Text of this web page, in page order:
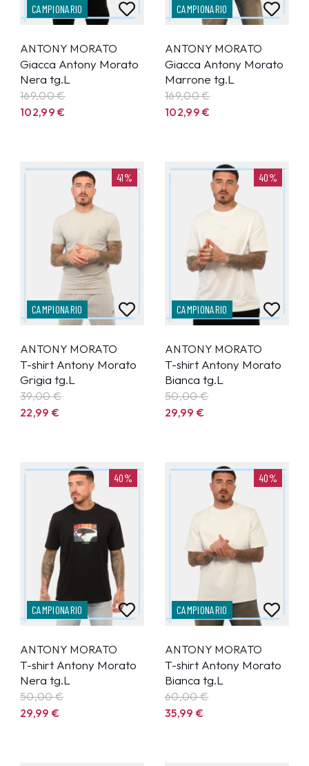
CAMPIONARIO
ANTONY MORATO
Giacca Antony Morato
Nera tg.L
169,00 €
102,99€
CAMPIONARIO
ANTONY MORATO
Giacca Antony Morato
Marrone tg.L
169,00 €
102,99€
41%
CAMPIONARIO
ANTONY MORATO
T-shirt Antony Morato
Grigia tg.L
39,00 €
22,99€
40%
CAMPIONARIO
ANTONY MORATO
T-shirt Antony Morato
Bianca tg.L
50,00 €
29,99€
40%
CAMPIONARIO
ANTONY MORATO
T-shirt Antony Morato
Nera tg.L
50,00 €
29,99€
40%
CAMPIONARIO
ANTONY MORATO
T-shirt Antony Morato
Bianca tg.L
60,00 €
35,99€